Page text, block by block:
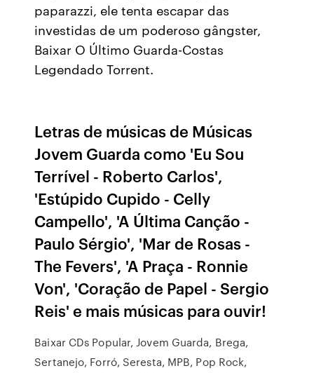
paparazzi, ele tenta escapar das
investidas de um poderoso gângster,
Baixar O Último Guarda-Costas
Legendado Torrent.
Letras de músicas de Músicas
Jovem Guarda como 'Eu Sou
Terrível - Roberto Carlos',
'Estúpido Cupido - Celly
Campello', 'A Última Canção -
Paulo Sérgio', 'Mar de Rosas -
The Fevers', 'A Praça - Ronnie
Von', 'Coração de Papel - Sergio
Reis' e mais músicas para ouvir!
Baixar CDs Popular, Jovem Guarda, Brega,
Sertanejo, Forró, Seresta, MPB, Pop Rock,